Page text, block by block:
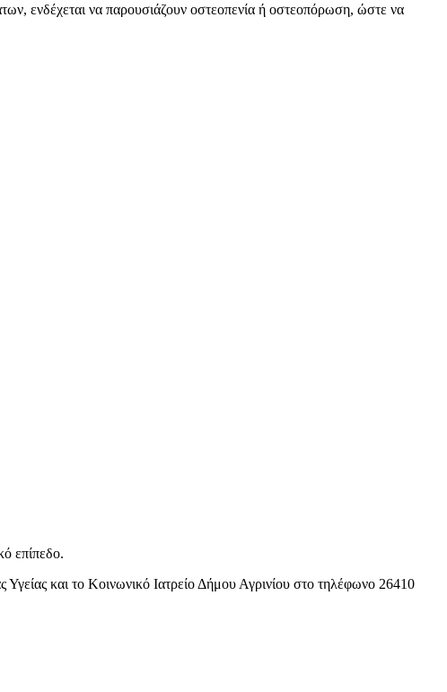
ενδέχεται να παρουσιάζουν οστεοπενία ή οστεοπόρωση, ώστε να
επίπεδο.
και το Κοινωνικό Ιατρείο Δήμου Αγρινίου στο τηλέφωνο 26410